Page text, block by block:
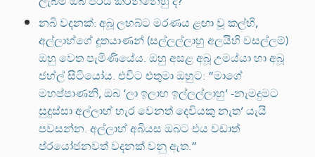
නබි වදනක්: අබූ ලහබ්ට මරණය ළඟා වූ කල්හි,
අල්ලාහ්ගේ දූතයාණන් (සල්ලල්ලාහු අලයිහි වසල්ලම්)
ඔහු වෙත පැමිණියේය. ඔහු අසළ අබූ උමය්යා හා අබූ
ජහ්ල් සිටියෝය. එවිට එතුමා ඔහුට: “මාගේ
මහප්පාණනි, ඔබ ‘ලා ඉලාහ ඉල්ලල්ලාහු’ -නැමදුමට
සුදුස්සා අල්ලාහ් හැර වෙනත් දෙවියකු නැත’ යැයි
පවසන්න. අල්ලාහ් අබියස ඔබට එය වඩාත්
ප්රයෝජනවත් වදනක් වනු ඇත.”